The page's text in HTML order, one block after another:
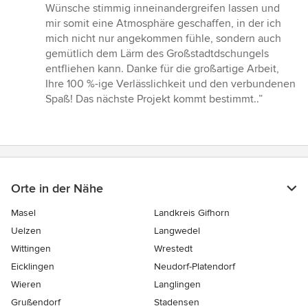
Wünsche stimmig inneinandergreifen lassen und
mir somit eine Atmosphäre geschaffen, in der ich
mich nicht nur angekommen fühle, sondern auch
gemütlich dem Lärm des Großstadtdschungels
entfliehen kann. Danke für die großartige Arbeit,
Ihre 100 %-ige Verlässlichkeit und den verbundenen
Spaß! Das nächste Projekt kommt bestimmt..”
Orte in der Nähe
Masel
Landkreis Gifhorn
Uelzen
Langwedel
Wittingen
Wrestedt
Eicklingen
Neudorf-Platendorf
Wieren
Langlingen
Grußendorf
Stadensen